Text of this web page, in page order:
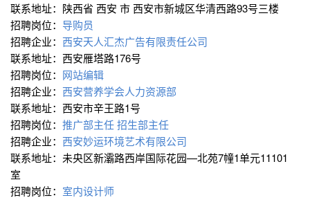
联系地址：陕西省 西安 市 西安市新城区华清西路93号三楼
招聘岗位： 导购员
招聘企业： 西安天人汇杰广告有限责任公司
联系地址：西安雁塔路176号
招聘岗位： 网站编辑
招聘企业： 西安营养学会人力资源部
联系地址：西安市辛王路1号
招聘岗位： 推广部主任招生部主任
招聘企业： 西安妙运环境艺术有限公司
联系地址：未央区新灞路西岸国际花园—北苑7幢1单元11101
室
招聘岗位： 室内设计师